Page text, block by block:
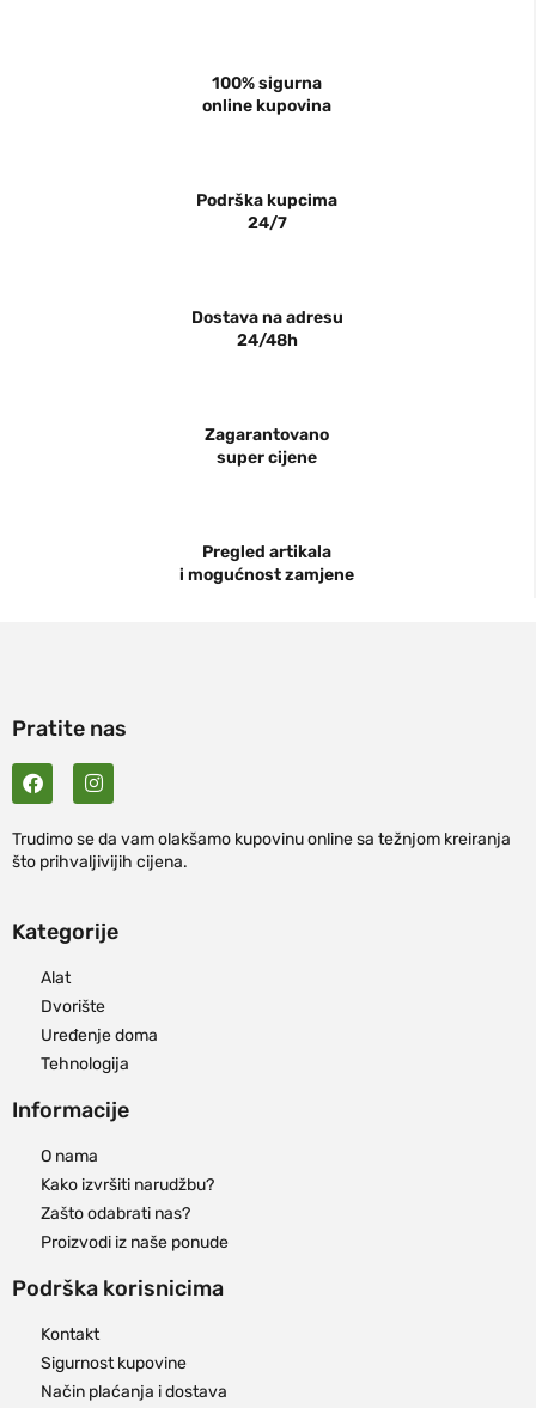
100% sigurna
online kupovina
Podrška kupcima
24/7
Dostava na adresu
24/48h
Zagarantovano
super cijene
Pregled artikala
i mogućnost zamjene
Pratite nas
Trudimo se da vam olakšamo kupovinu online sa težnjom kreiranja
što prihvaljivijih cijena.
Kategorije
Alat
Dvorište
Uređenje doma
Tehnologija
Informacije
O nama
Kako izvršiti narudžbu?
Zašto odabrati nas?
Proizvodi iz naše ponude
Podrška korisnicima
Kontakt
Sigurnost kupovine
Način plaćanja i dostava